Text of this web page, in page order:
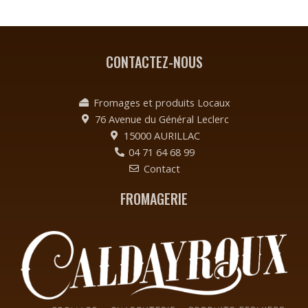
CONTACTEZ-NOUS
Fromages et produits Locaux
76 Avenue du Général Leclerc
15000 AURILLAC
04 71 64 68 99
Contact
FROMAGERIE